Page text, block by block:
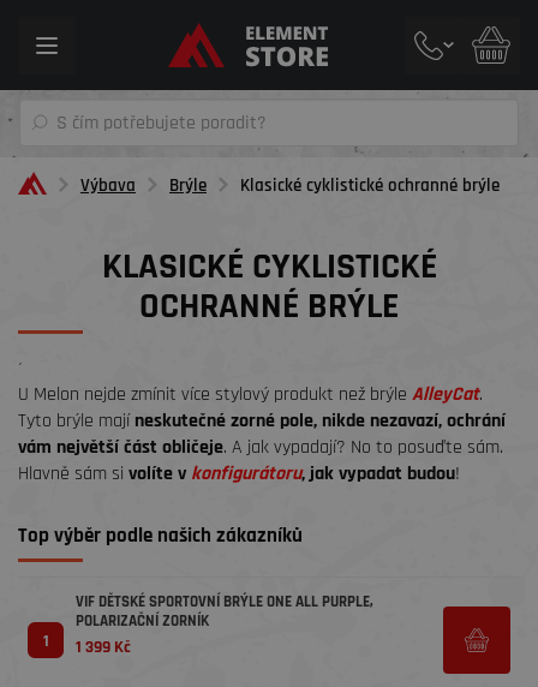
Toggle
Výbava Brýle Klasické cyklistické ochranné brýle
KLASICKÉ CYKLISTICKÉ
OCHRANNÉ BRÝLE
´
U Melon nejde zmínit více stylový produkt než brýle AlleyCat.
Tyto brýle majíneskutečné zorné pole, nikde nezavazí, ochrání
vám největší část obličeje. A jak vypadají? No to posuďte sám.
Hlavně sám si volíte v konfigurátoru, jak vypadat budou!
Top výběr podle našich zákazníků
1
VIF DĚTSKÉ SPORTOVNÍ BRÝLE ONE ALL PURPLE,
POLARIZAČNÍ ZORNÍK
1 399 Kč